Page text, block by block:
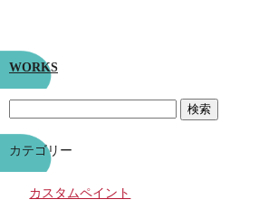
WORKS
カテゴリー
カスタムペイント